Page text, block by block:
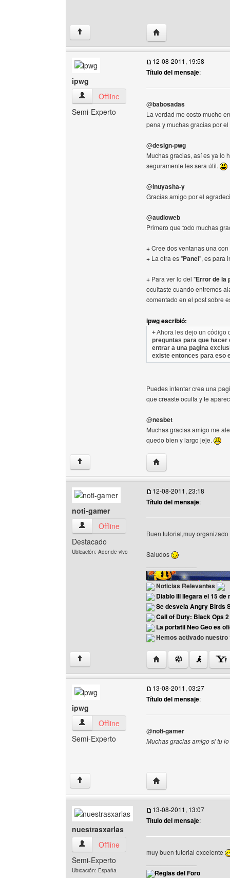
↑ Visitar sitio web del
ipwg
ipwg Ver perfil del usuario
Offline
Semi-Experto
12-08-2011, 19:58
Título del mensaje:
@babosadas
La verdad me costo mucho
pena y muchas gracias por
@design-pwg
Muchas gracias, así es ya lo
seguramente les sera útil.
@inuyasha-y
Gracias amigo por el
@audioweb
Primero que todo muchas
+Cree dos ventanas una con
+ La otra es "Panel", es para
+ Para ver lo del "Error de la
ocultaste cuando entremos
comentado en el post sobre
ipwg escribió:
+Ahora les dejo un código
preguntas para que
entrar a una pagina
existe entonces para eso
Puedes intentar crea una
que creaste oculta y te
@nesbet
Muchas gracias amigo me
quedo bien y largo jeje.
↑ Visitar sitio web del
noti-gamer
noti-gamer Ver perfil del usuario
Offline
Destacado
Ubicación: Adonde vivo
12-08-2011, 23:18
Título del mensaje:
Buen tutorial,muy
Saludos
Noticias Relevantes
Diablo III llegara el 15 de
Se desvela Angry Birds
Call of Duty: Black Ops
La portatil Neo Geo es
Hemos activado
↑ Visitar sitio web del
ipwg
ipwg Ver perfil del usuario
Offline
Semi-Experto
13-08-2011, 03:27
Título del mensaje:
@noti-gamer
Muchas gracias amigo si tu
↑ Visitar sitio web del
nuestrasxarlas
nuestrasxarlas Ver perfil del usuario
Offline
Semi-Experto
Ubicación: España
13-08-2011, 13:07
Título del mensaje:
muy buen tutorial excelente
Reglas del Foro